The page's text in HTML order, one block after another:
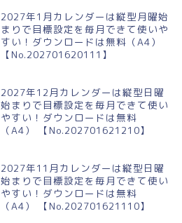
2027年1月カレンダーは縦型月曜始
まりで目標設定を毎月できて使いや
すい！ダウンロードは無料（A4）
【No.202701620111】
2027年12月カレンダーは縦型日曜
始まりで目標設定を毎月できて使い
やすい！ダウンロードは無料
（A4） 【No.202701621210】
2027年11月カレンダーは縦型日曜
始まりで目標設定を毎月できて使い
やすい！ダウンロードは無料
（A4） 【No.202701621110】